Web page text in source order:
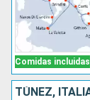
Comidas incluidas